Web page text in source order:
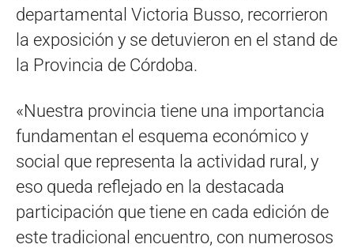
departamental Victoria Busso, recorrieron
la exposición y se detuvieron en el stand de
la Provincia de Córdoba.
«Nuestra provincia tiene una importancia
fundamentan el esquema económico y
social que representa la actividad rural, y
eso queda reflejado en la destacada
participación que tiene en cada edición de
este tradicional encuentro, con numerosos